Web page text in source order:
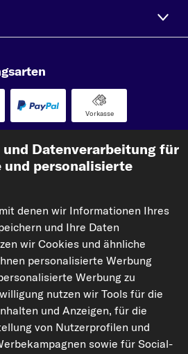
Vorkasse
carpardoo.nl
carpardoo.fr
Datenverarbeitung für
und personalisierte
denen wir Informationen Ihres
und Ihre Daten
wir Cookies und ähnliche
personalisierte Werbung
Werbung zu
nutzen wir Tools für die
und Anzeigen, für die
von Nutzerprofilen und
sowie für Social-